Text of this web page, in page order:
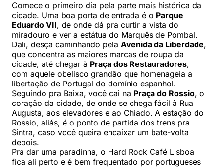
Comece o primeiro dia pela parte mais histórica da
cidade. Uma boa porta de entrada é o Parque
Eduardo VII, de onde dá pra curtir a vista do
miradouro e ver a estátua do Marquês de Pombal.
Dali, desça caminhando pela Avenida da Liberdade,
que concentra as maiores marcas de roupa da
cidade, até chegar à Praça dos Restauradores,
com aquele obelisco grandão que homenageia a
libertação de Portugal do domínio espanhol.
Seguindo pra Baixa, você cai na Praça do Rossio, o
coração da cidade, de onde se chega fácil à Rua
Augusta, aos elevadores e ao Chiado. A estação do
Rossio, aliás, é o ponto de partida dos trens pra
Sintra, caso você queira encaixar um bate-volta
depois.
Pra dar uma paradinha, o Hard Rock Café Lisboa
fica ali perto e é bem frequentado por portugueses